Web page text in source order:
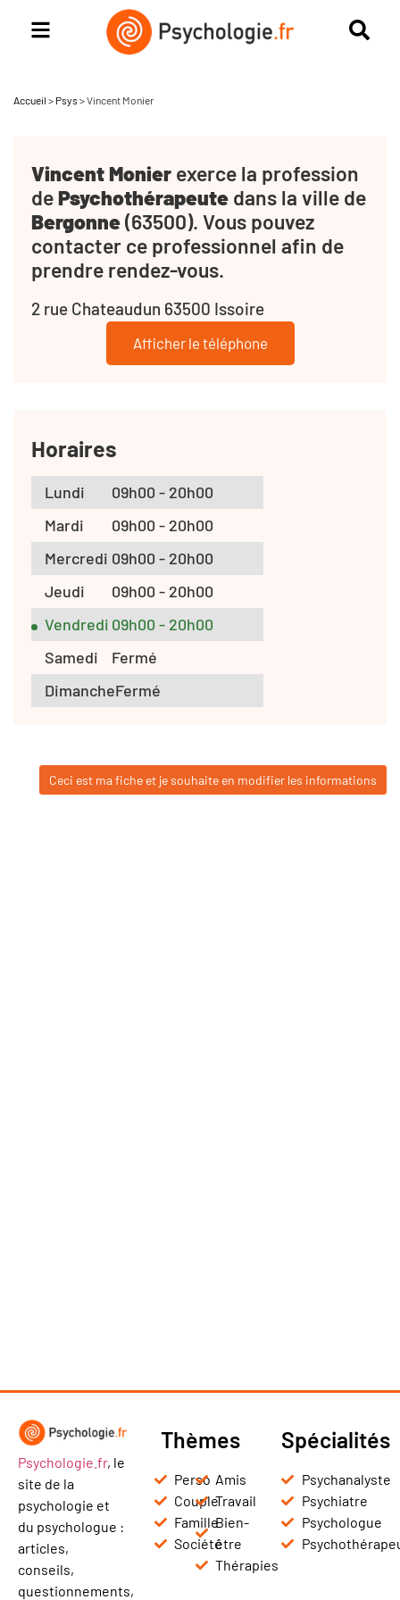
Accueil > Psys >Vincent Monier
Vincent Monier exerce la profession
dePsychothérapeute dans la ville de
Bergonne(63500). Vous pouvez
contacter ce professionnel afin de
prendre rendez-vous.
2 rue Chateaudun 63500 Issoire
Afficher le téléphone
Horaires
Lundi
09h00 - 20h00
Mardi
09h00 - 20h00
Mercredi 09h00 - 20h00
Jeudi
09h00 - 20h00
Vendredi 09h00 - 20h00
Samedi
Fermé
DimancheFermé
Ceci est ma fiche et je souhaite en modifier les informations
Psychologie.fr, le
site de la
psychologie et
du psychologue :
articles,
conseils,
questionnements,
Thèmes
Perso
Couple
Famille
Société
Amis
Travail
Bien-
être
Thérapies
Spécialités
Psychanalyste
Psychiatre
Psychologue